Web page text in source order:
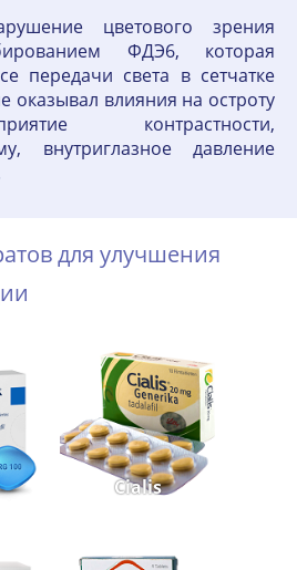
цветового зрения
ФДЭ6, которая
передачи света в сетчатке
оказывал влияния на остроту
контрастности,
внутриглазное давление
для улучшения
Cialis